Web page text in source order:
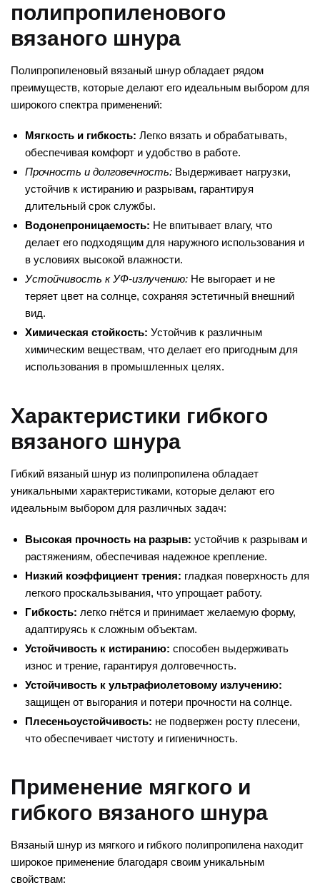
полипропиленового
вязаного шнура
Полипропиленовый вязаный шнур обладает рядом
преимуществ, которые делают его идеальным выбором для
широкого спектра применений:
Мягкость и гибкость: Легко вязать и обрабатывать,
обеспечивая комфорт и удобство в работе.
Прочность и долговечность: Выдерживает нагрузки,
устойчив к истиранию и разрывам, гарантируя
длительный срок службы.
Водонепроницаемость: Не впитывает влагу, что
делает его подходящим для наружного использования и
в условиях высокой влажности.
Устойчивость к УФ-излучению: Не выгорает и не
теряет цвет на солнце, сохраняя эстетичный внешний
вид.
Химическая стойкость: Устойчив к различным
химическим веществам, что делает его пригодным для
использования в промышленных целях.
Характеристики гибкого
вязаного шнура
Гибкий вязаный шнур из полипропилена обладает
уникальными характеристиками, которые делают его
идеальным выбором для различных задач:
Высокая прочность на разрыв: устойчив к разрывам и
растяжениям, обеспечивая надежное крепление.
Низкий коэффициент трения: гладкая поверхность для
легкого проскальзывания, что упрощает работу.
Гибкость: легко гнётся и принимает желаемую форму,
адаптируясь к сложным объектам.
Устойчивость к истиранию: способен выдерживать
износ и трение, гарантируя долговечность.
Устойчивость к ультрафиолетовому излучению:
защищен от выгорания и потери прочности на солнце.
Плесеньоустойчивость: не подвержен росту плесени,
что обеспечивает чистоту и гигиеничность.
Применение мягкого и
гибкого вязаного шнура
Вязаный шнур из мягкого и гибкого полипропилена находит
широкое применение благодаря своим уникальным
свойствам: